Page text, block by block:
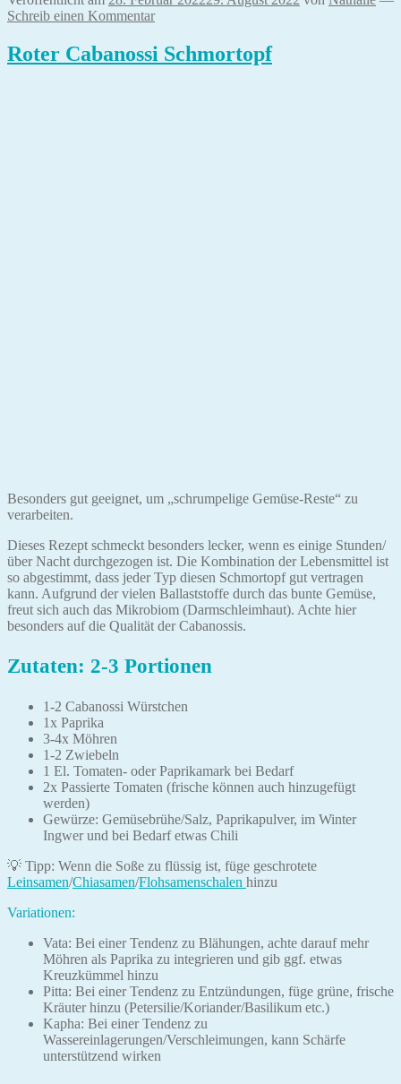
Schreib einen Kommentar
Roter Cabanossi Schmortopf
Besonders gut geeignet, um „schrumpelige Gemüse-Reste“ zu
verarbeiten.
Dieses Rezept schmeckt besonders lecker, wenn es einige Stunden/
über Nacht durchgezogen ist. Die Kombination der Lebensmittel ist
so abgestimmt, dass jeder Typ diesen Schmortopf gut vertragen
kann. Aufgrund der vielen Ballaststoffe durch das bunte Gemüse,
freut sich auch das Mikrobiom (Darmschleimhaut). Achte hier
besonders auf die Qualität der Cabanossis.
Zutaten: 2-3 Portionen
1-2 Cabanossi Würstchen
1x Paprika
3-4x Möhren
1-2 Zwiebeln
1 El. Tomaten- oder Paprikamark bei Bedarf
2x Passierte Tomaten (frische können auch hinzugefügt
werden)
Gewürze: Gemüsebrühe/Salz, Paprikapulver, im Winter
Ingwer und bei Bedarf etwas Chili
💡 Tipp: Wenn die Soße zu flüssig ist, füge geschrotete
Leinsamen/Chiasamen/Flohsamenschalen hinzu
Variationen:
Vata: Bei einer Tendenz zu Blähungen, achte darauf mehr
Möhren als Paprika zu integrieren und gib ggf. etwas
Kreuzkümmel hinzu
Pitta: Bei einer Tendenz zu Entzündungen, füge grüne, frische
Kräuter hinzu (Petersilie/Koriander/Basilikum etc.)
Kapha: Bei einer Tendenz zu
Wassereinlagerungen/Verschleimungen, kann Schärfe
unterstützend wirken